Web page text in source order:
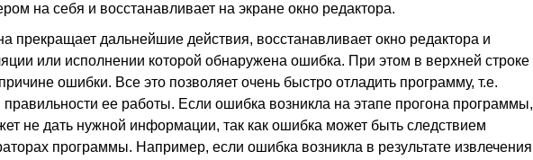
на себя и восстанавливает на экране окно редактора.
прекращает дальнейшие действия, восстанавливает окно редактора и
или исполнении которой обнаружена ошибка. При этом в верхней строке
ошибки. Все это позволяет очень быстро отладить программу, т.е.
правильности ее работы. Если ошибка возникла на этапе прогона программы,
не дать нужной информации, так как ошибка может быть следствием
программы. Например, если ошибка возникла в результате извлечения